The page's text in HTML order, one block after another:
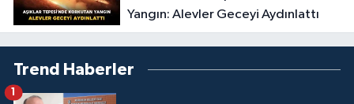
Yangın: Alevler Geceyi Aydınlattı
Trend Haberler
1